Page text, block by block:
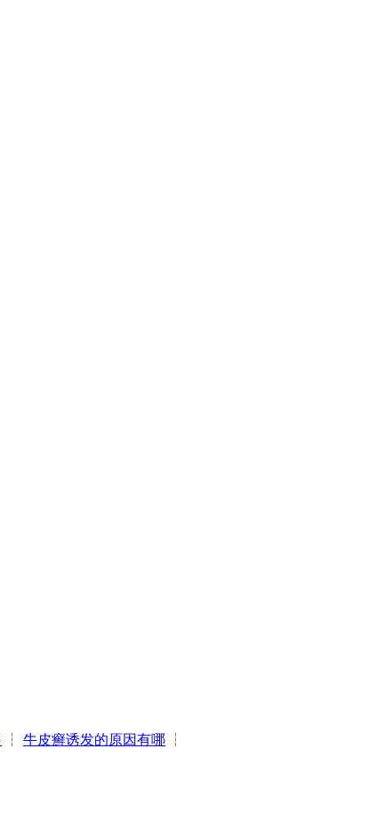
┆ 牛皮癣诱发的原因有哪 ┆